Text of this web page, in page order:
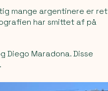
mange argentinere er ret
har smittet af på
Diego Maradona. Disse